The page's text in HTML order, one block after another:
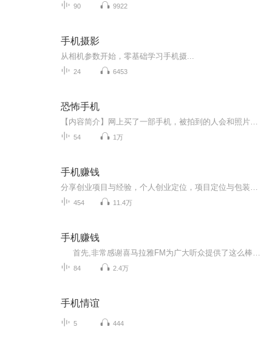
90 9922
手机摄影
从相机参数开始，零基础学习手机摄...
24 6453
恐怖手机
54 1万
手机赚钱
454 11.4万
手机赚钱
84 2.4万
手机情谊
5 444